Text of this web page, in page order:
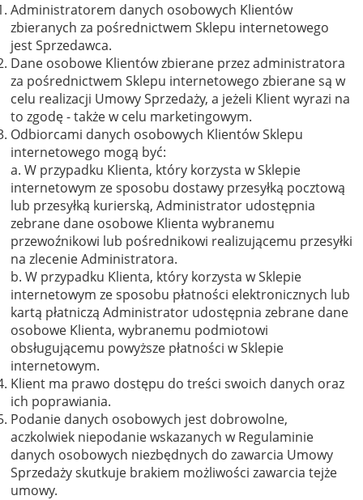
Administratorem danych osobowych Klientów
zbieranych za pośrednictwem Sklepu internetowego
jest Sprzedawca.
Dane osobowe Klientów zbierane przez administratora
za pośrednictwem Sklepu internetowego zbierane są w
celu realizacji Umowy Sprzedaży, a jeżeli Klient wyrazi na
to zgodę - także w celu marketingowym.
Odbiorcami danych osobowych Klientów Sklepu
internetowego mogą być:
a. W przypadku Klienta, który korzysta w Sklepie
internetowym ze sposobu dostawy przesyłką pocztową
lub przesyłką kurierską, Administrator udostępnia
zebrane dane osobowe Klienta wybranemu
przewoźnikowi lub pośrednikowi realizującemu przesyłki
na zlecenie Administratora.
b. W przypadku Klienta, który korzysta w Sklepie
internetowym ze sposobu płatności elektronicznych lub
kartą płatniczą Administrator udostępnia zebrane dane
osobowe Klienta, wybranemu podmiotowi
obsługującemu powyższe płatności w Sklepie
internetowym.
Klient ma prawo dostępu do treści swoich danych oraz
ich poprawiania.
Podanie danych osobowych jest dobrowolne,
aczkolwiek niepodanie wskazanych w Regulaminie
danych osobowych niezbędnych do zawarcia Umowy
Sprzedaży skutkuje brakiem możliwości zawarcia tejże
umowy.